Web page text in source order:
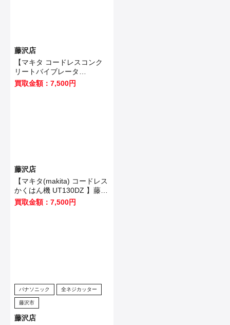
藤沢店
【マキタ コードレスコンク
リートバイブレータ
VR350DZ 】藤沢市のお客様
から買取させていただきまし
買取金額：7,500円
藤沢店
【マキタ(makita) コードレス
かくはん機 UT130DZ 】藤沢
市のお客様から買取させてい
ただきました！
買取金額：7,500円
パナソニック 全ネジカッター
藤沢市
藤沢店